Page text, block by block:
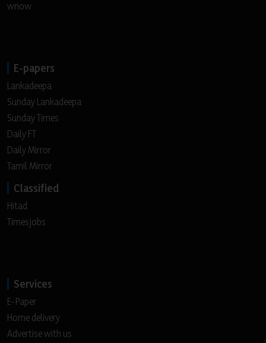
wnow
E-papers
Lankadeepa
Sunday Lankadeepa
Sunday Times
Daily FT
Daily Mirror
Tamil Mirror
Classified
Hitad
Timesjobs
Services
E-Paper
Home delivery
Advertise with us